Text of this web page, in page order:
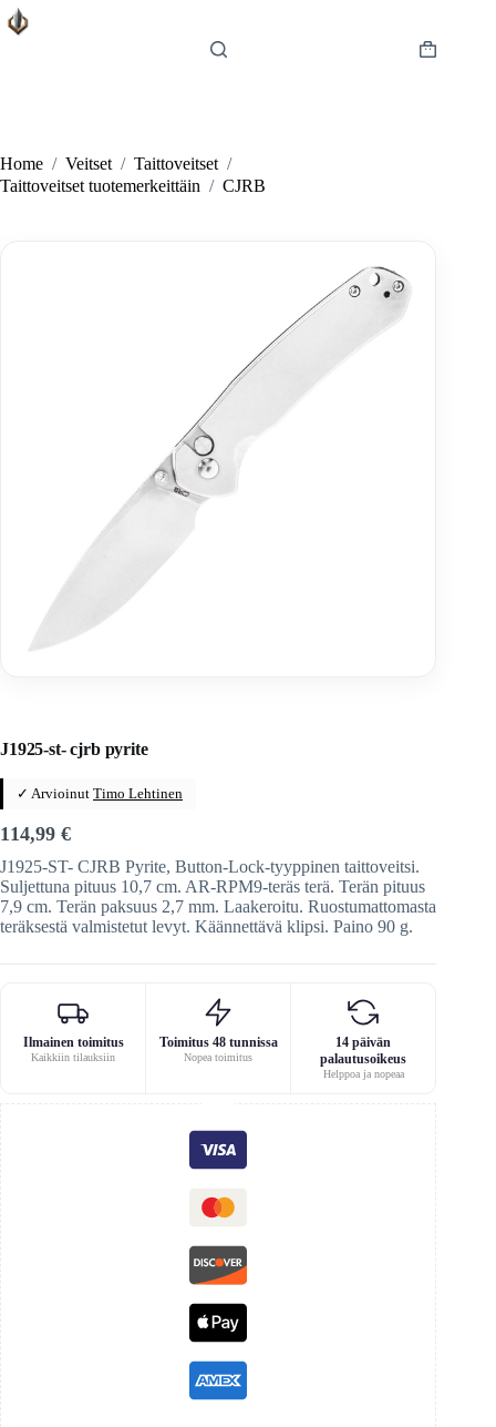
Skip
to
Shopping
Home / Veitset / Taittoveitset /
Taittoveitset tuotemerkeittäin / CJRB
J1925-st- cjrb pyrite
✓ Arvioinut Timo Lehtinen
114,99 €
J1925-ST- CJRB Pyrite, Button-Lock-tyyppinen taittoveitsi.
Suljettuna pituus 10,7 cm. AR-RPM9-teräs terä. Terän pituus
7,9 cm. Terän paksuus 2,7 mm. Laakeroitu. Ruostumattomasta
teräksestä valmistetut levyt. Käännettävä klipsi. Paino 90 g.
Ilmainen toimitus
Kaikkiin tilauksiin
Toimitus 48 tunnissa
Nopea toimitus
14 päivän
palautusoikeus
Helppoa ja nopeaa